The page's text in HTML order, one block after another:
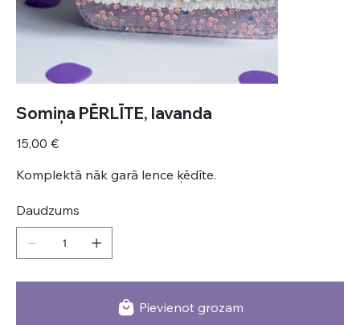
Somiņa PĒRLĪTE, lavanda
15,00 €
Komplektā nāk garā lence ķēdīte.
Daudzums
Pievienot grozam